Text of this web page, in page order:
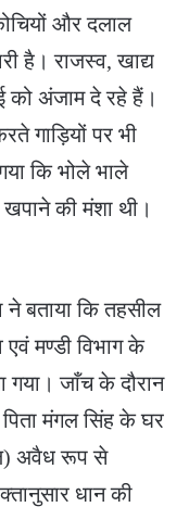
और दलाल
है। राजस्व, खाद्य
को अंजाम दे रहे हैं।
गाड़ियों पर भी
कि भोले भाले
की मंशा थी।
ने बताया कि तहसील
मण्डी विभाग के
गया। जाँच के दौरान
मंगल सिंह के घर
अवैध रूप से
धान की